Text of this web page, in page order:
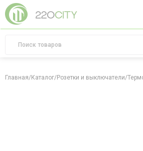
Главная/Каталог/Розетки и выключатели/